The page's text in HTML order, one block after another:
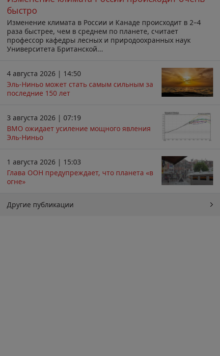
быстро
Изменение климата в России и Канаде происходит в 2–4
раза быстрее, чем в среднем по планете, считает
профессор кафедры лесных и природоохранных наук
Университета Британской...
4 августа 2026 | 14:50
Эль-Ниньо может стать самым сильным за
последние 150 лет
3 августа 2026 | 07:19
ВМО ожидает усиление мощного явления
Эль-Ниньо
1 августа 2026 | 15:03
Глава ООН предупреждает, что планета «в
огне»
Другие публикации